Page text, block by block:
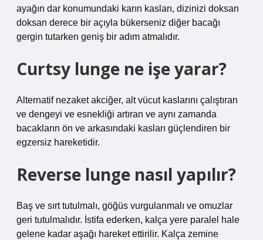
ayağın dar konumundaki karın kasları, dizinizi doksan
doksan derece bir açıyla bükerseniz diğer bacağı
gergin tutarken geniş bir adım atmalıdır.
Curtsy lunge ne işe yarar?
Alternatif nezaket akciğer, alt vücut kaslarını çalıştıran
ve dengeyi ve esnekliği artıran ve aynı zamanda
bacakların ön ve arkasındaki kasları güçlendiren bir
egzersiz hareketidir.
Reverse lunge nasıl yapılır?
Baş ve sırt tutulmalı, göğüs vurgulanmalı ve omuzlar
geri tutulmalıdır. İstifa ederken, kalça yere paralel hale
gelene kadar aşağı hareket ettirilir. Kalça zemine